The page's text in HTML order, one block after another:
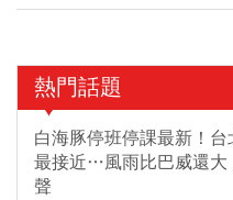
熱門話題
白海豚停班停課最新！
最接近…風雨比巴威還大
聲